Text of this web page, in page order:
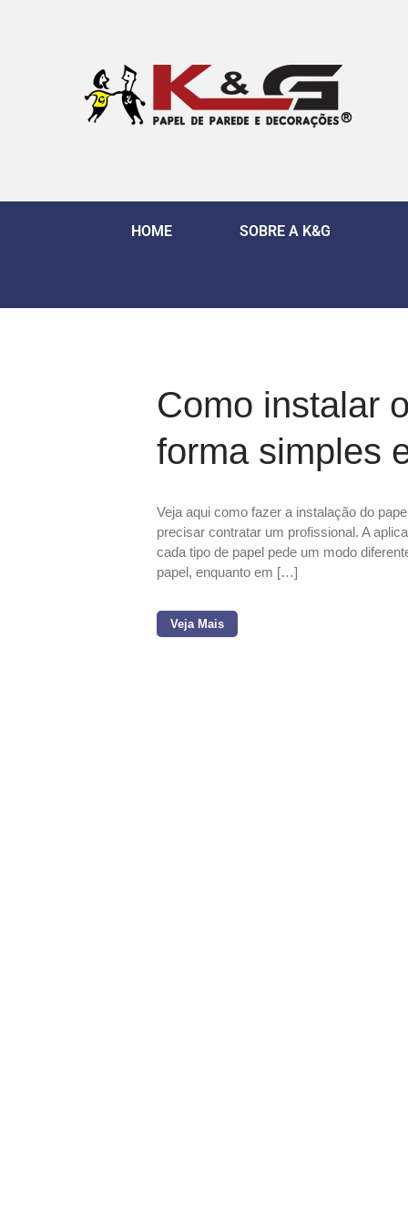
HOME SOBRE A K&G
Como instalar
forma simples
Veja aqui como fazer a instalação do
precisar contratar um profissional. A
cada tipo de papel pede um modo
papel, enquanto em […]
Veja Mais